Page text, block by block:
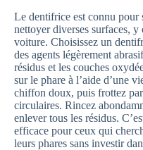
Le dentifrice est connu pour
nettoyer diverses surfaces, y
voiture. Choisissez un
des agents légèrement
résidus et les couches
sur le phare à l’aide d’une
chiffon doux, puis frottez
circulaires. Rincez
enlever tous les résidus.
efficace pour ceux qui
leurs phares sans investir